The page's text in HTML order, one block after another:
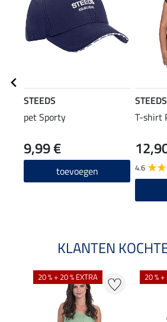
STEEDS
pet Sporty
9,99 €
toevoegen
STEEDS
T-shirt
4.6
KLANTEN
20 % + 20 % EXTRA 20 % +